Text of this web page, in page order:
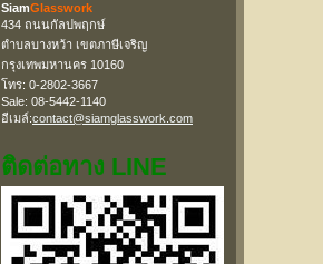
SiamGlasswork
434 ถนนกัลปพฤกษ์
ตำบลบางหว้า เขตภาษีเจริญ
กรุงเทพมหานคร 10160
โทร: 0-2802-3667
Sale: 08-5442-1140
อีเมล์:contact@siamglasswork.com
ติดต่อทาง LINE